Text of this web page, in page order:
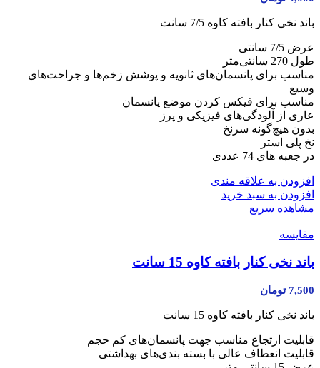
باند نخی کنار بافته کاوه 7/5 سانت
عرض 7/5 سانتی
طول 270 سانتی‌متر
مناسب برای پانسمان‌های ثانویه و پوشش زخم‌ها و جراحت‌های
وسیع
مناسب برای فیکس کردن موضع پانسمان
عاری از آلودگی‌های فیزیکی و پرز
بدون هیچ‌گونه سرنخ
نخ پلی استر
در جعبه های 74 عددی
افزودن به علاقه مندی
افزودن به سبد خرید
مشاهده سریع
مقایسه
باند نخی کنار بافته کاوه 15 سانت
7,500 تومان
باند نخی کنار بافته کاوه 15 سانت
قابلیت ارتجاع مناسب جهت پانسمان‌های کم حجم
قابلیت انعطاف عالی با بسته بندی‌های بهداشتی